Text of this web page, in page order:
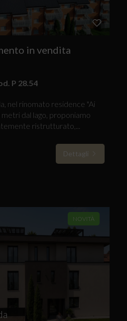
in vendita
P 28.54
nel rinomato residence "Ai
dal lago, proponiamo
ristrutturato,...
Dettagli
NOVITÀ